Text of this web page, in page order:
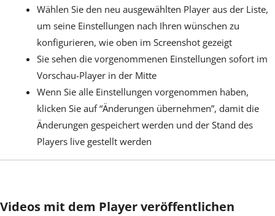
Wählen Sie den neu ausgewählten Player aus der Liste,
um seine Einstellungen nach Ihren wünschen zu
konfigurieren, wie oben im Screenshot gezeigt
Sie sehen die vorgenommenen Einstellungen sofort im
Vorschau-Player in der Mitte
Wenn Sie alle Einstellungen vorgenommen haben,
klicken Sie auf “Änderungen übernehmen”, damit die
Änderungen gespeichert werden und der Stand des
Players live gestellt werden
Videos mit dem Player veröffentlichen